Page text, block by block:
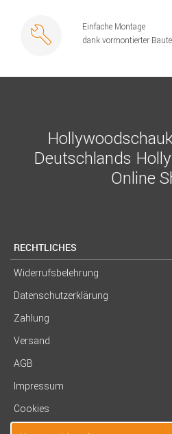
Einfache Montage
dank vormontierter
Deutschlands
Online
RECHTLICHES
Widerrufsbelehrung
Datenschutzerklärung
Zahlung
Versand
AGB
Impressum
Cookies